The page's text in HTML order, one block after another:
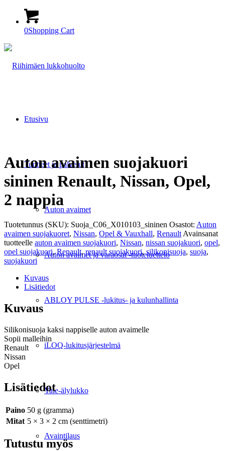
0Shopping Cart
Etusivu
Tuotteet ja palvelut
Auton avaimet
Auton avaimet ja varaosat -tuoteluettelo
ABLOY PULSE -lukitus- ja kulunhallinta
iLOQ-lukitusjärjestelmä
Yale-älylukko
Avaintilaus
Auton avaimen suojakuori
sininen Renault, Nissan, Opel,
2 nappia
Tuotetunnus (SKU): Suoja_C06_X010103_sininen Osastot: Auton
avaimen suojakuoret, Nissan, Opel & Vauxhall, Renault Avainsanat
tuotteelle auton avaimen suojakuori, Nissan, nissan suojakuori, opel,
opel suojakuori,Renault,renault suojakuori,silikonisuoja, suoja,
suojakuori
Kuvaus
Lisätiedot
Kuvaus
Silikonisuoja kaksi nappiselle auton avaimelle
Sopii malleihin
Renault
Nissan
Opel
Lisätiedot
Paino 50 g (gramma)
Mitat 5 × 3 × 2 cm (senttimetri)
Tutustu myös